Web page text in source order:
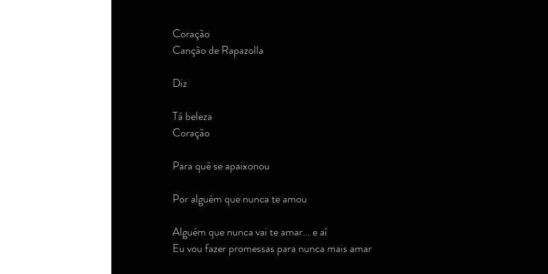
Dicas de compras e outras novidades
Dicas/novidades de compra e consumo
Corpo e beleza
Coração
Canção de Rapazolla
Diz
Tá beleza
Coração
Para quê se apaixonou
Por alguém que nunca te amou
Alguém que nunca vai te amar... e aí
Eu vou fazer promessas para nunca mais amar